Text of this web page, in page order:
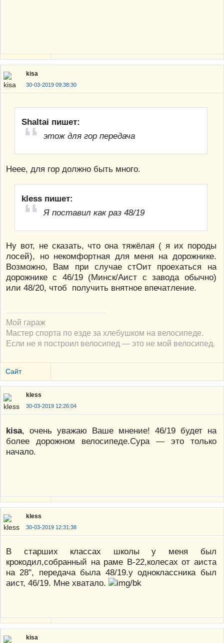
kisa
30-03-2019 09:38:30
Shaltai пишет:
этож для гор передача
Неее, для гор должно быть много.
kless пишет:
Я поставил как раз 48/19
Ну вот, не сказать, что она тяжёлая ( я их породы
лосей), но некомфортная для меня на дорожнике.
Возможно, Вам при случае стОит проехаться на
дорожнике с 46/19 (Минск/Аист с завода обычно)
или 48/20, чтоб получить внятное впечатление.
Мой гараж
Мастер спорта по езде за хлебушком на велосипеде.
Если не я построил велосипед — это не мой велосипед.
Сайт
kless
30-03-2019 12:26:04
kisa, очень уважаю Ваше мнение! 46/19 будет на
более дорожном велосипеде.Сура — это только
начало.
kless
30-03-2019 12:31:38
В старших классах школы у меня был
крокодил,собранный на раме В-22,колесах от аиста
на 28", передача была 48/19.у одноклассника был
аист, 46/19. Мне хватало.
kisa